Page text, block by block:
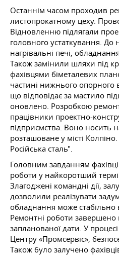
Останнім часом проходив
листопрокатному цеху.
Відновленню підлягали
головного устаткування. До
нагрівальні печі,
Також замінили шляхи під
фахівцями біметалевих
частині нижнього опорного
що відповідає за мастило
оновлено. Розробкою
працівники проектно-
підприємства. Воно носить
розташоване у місті
Російська сталь".
Головним завданням
роботи у найкоротший
Злагоджені командні дії,
дозволили реалізувати
обладнання може стабільно
Ремонтні роботи завершено
запланованої дати. У
Центру «Промсервіс»,
Також було залучено